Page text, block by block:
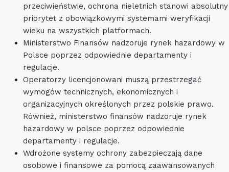
przeciwieństwie, ochrona nieletnich stanowi absolutny
priorytet z obowiązkowymi systemami weryfikacji
wieku na wszystkich platformach.
Ministerstwo Finansów nadzoruje rynek hazardowy w
Polsce poprzez odpowiednie departamenty i
regulacje.
Operatorzy licencjonowani muszą przestrzegać
wymogów technicznych, ekonomicznych i
organizacyjnych określonych przez polskie prawo.
Również, ministerstwo finansów nadzoruje rynek
hazardowy w polsce poprzez odpowiednie
departamenty i regulacje.
Wdrożone systemy ochrony zabezpieczają dane
osobowe i finansowe za pomocą zaawansowanych